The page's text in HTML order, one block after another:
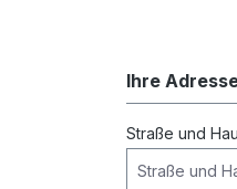
Ihre
Straße und